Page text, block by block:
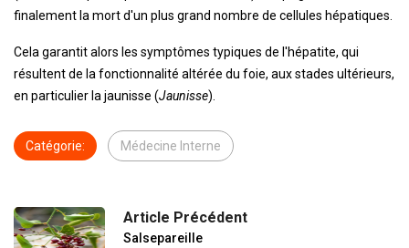
finalement la mort d'un plus grand nombre de cellules hépatiques.
Cela garantit alors les symptômes typiques de l'hépatite, qui
résultent de la fonctionnalité altérée du foie, aux stades ultérieurs,
en particulier la jaunisse (Jaunisse).
Catégorie: Médecine Interne
Article Précédent
Salsepareille